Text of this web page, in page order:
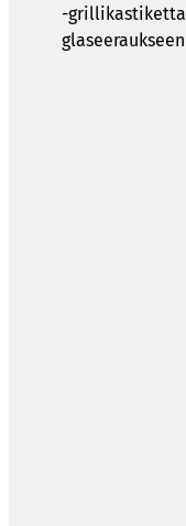
-grillikastiketta
glaseeraukseen